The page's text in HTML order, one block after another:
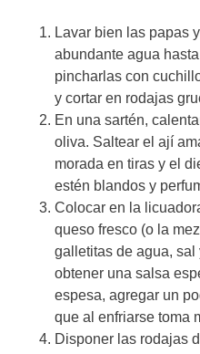
Lavar bien las papas
abundante agua
pincharlas con
y cortar en rodajas
En una sartén,
oliva. Saltear el ají
morada en tiras y el
estén blandos y
Colocar en la
queso fresco (o la
galletitas de agua, sal
obtener una salsa
espesa, agregar un
que al enfriarse toma
Disponer las rodajas